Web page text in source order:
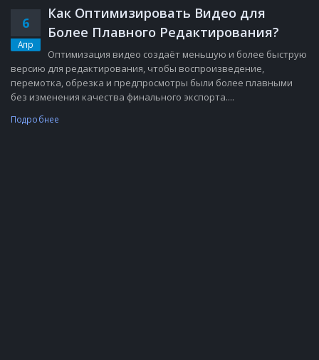
6
Апр
Как Оптимизировать Видео для
Более Плавного Редактирования?
Оптимизация видео создаёт меньшую и более быструю
версию для редактирования, чтобы воспроизведение,
перемотка, обрезка и предпросмотры были более плавными
без изменения качества финального экспорта....
Подробнее